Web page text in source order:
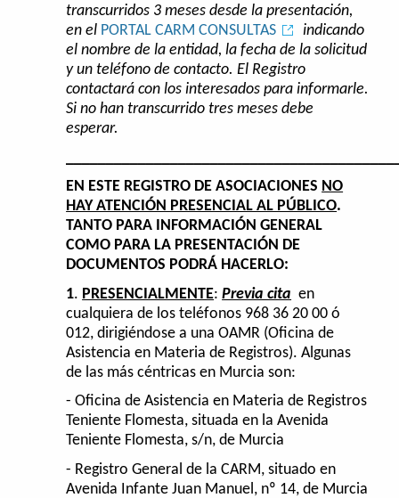
transcurridos 3 meses desde la presentación,
en el PORTAL CARM CONSULTAS
indicando
el nombre de la entidad, la fecha de la solicitud
y un teléfono de contacto. El Registro
contactará con los interesados para informarle.
Si no han transcurrido tres meses debe
esperar.
EN ESTE REGISTRO DE ASOCIACIONES NO
HAY ATENCIÓN PRESENCIAL AL PÚBLICO.
TANTO PARA INFORMACIÓN GENERAL
COMO PARA LA PRESENTACIÓN DE
DOCUMENTOS PODRÁ HACERLO:
1. PRESENCIALMENTE:Previa cita en
cualquiera de los teléfonos 968 36 20 00 ó
012, dirigiéndose a una OAMR (Oficina de
Asistencia en Materia de Registros). Algunas
de las más céntricas en Murcia son:
- Oficina de Asistencia en Materia de Registros
Teniente Flomesta, situada en la Avenida
Teniente Flomesta, s/n, de Murcia
- Registro General de la CARM, situado en
Avenida Infante Juan Manuel, nº 14, de Murcia